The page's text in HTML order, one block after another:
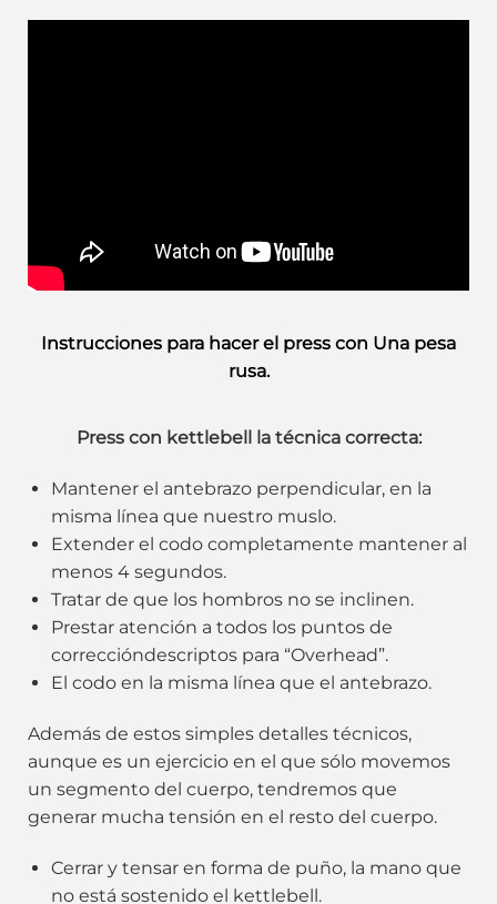
Instrucciones para hacer el press con Una pesa
rusa.
Press con kettlebell la técnica correcta:
Mantener el antebrazo perpendicular, en la
misma línea que nuestro muslo.
Extender el codo completamente mantener al
menos 4 segundos.
Tratar de que los hombros no se inclinen.
Prestar atención a todos los puntos de
correccióndescriptos para “Overhead”.
El codo en la misma línea que el antebrazo.
Además de estos simples detalles técnicos,
aunque es un ejercicio en el que sólo movemos
un segmento del cuerpo, tendremos que
generar mucha tensión en el resto del cuerpo.
Cerrar y tensar en forma de puño, la mano que
no está sostenido el kettlebell.